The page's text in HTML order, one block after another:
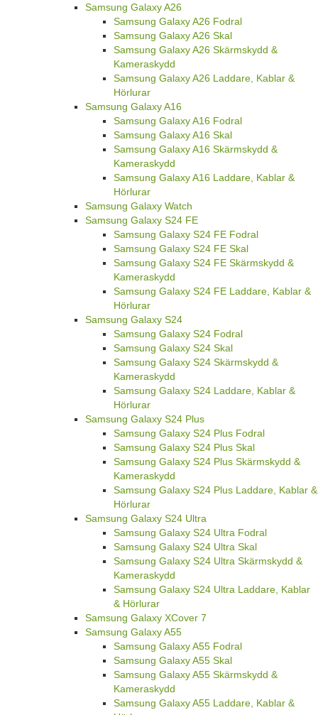
Samsung Galaxy A26
Samsung Galaxy A26 Fodral
Samsung Galaxy A26 Skal
Samsung Galaxy A26 Skärmskydd &
Kameraskydd
Samsung Galaxy A26 Laddare, Kablar &
Hörlurar
Samsung Galaxy A16
Samsung Galaxy A16 Fodral
Samsung Galaxy A16 Skal
Samsung Galaxy A16 Skärmskydd &
Kameraskydd
Samsung Galaxy A16 Laddare, Kablar &
Hörlurar
Samsung Galaxy Watch
Samsung Galaxy S24 FE
Samsung Galaxy S24 FE Fodral
Samsung Galaxy S24 FE Skal
Samsung Galaxy S24 FE Skärmskydd &
Kameraskydd
Samsung Galaxy S24 FE Laddare, Kablar &
Hörlurar
Samsung Galaxy S24
Samsung Galaxy S24 Fodral
Samsung Galaxy S24 Skal
Samsung Galaxy S24 Skärmskydd &
Kameraskydd
Samsung Galaxy S24 Laddare, Kablar &
Hörlurar
Samsung Galaxy S24 Plus
Samsung Galaxy S24 Plus Fodral
Samsung Galaxy S24 Plus Skal
Samsung Galaxy S24 Plus Skärmskydd &
Kameraskydd
Samsung Galaxy S24 Plus Laddare, Kablar &
Hörlurar
Samsung Galaxy S24 Ultra
Samsung Galaxy S24 Ultra Fodral
Samsung Galaxy S24 Ultra Skal
Samsung Galaxy S24 Ultra Skärmskydd &
Kameraskydd
Samsung Galaxy S24 Ultra Laddare, Kablar
& Hörlurar
Samsung Galaxy XCover 7
Samsung Galaxy A55
Samsung Galaxy A55 Fodral
Samsung Galaxy A55 Skal
Samsung Galaxy A55 Skärmskydd &
Kameraskydd
Samsung Galaxy A55 Laddare, Kablar &